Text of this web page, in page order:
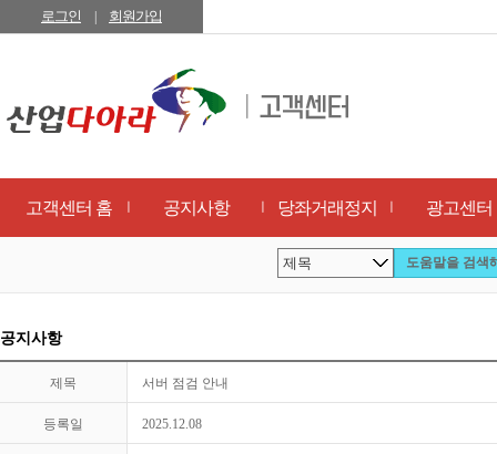
로그인 회원가입
고객센터 홈 공지사항 당좌거래정지 광고센터
공지사항
제목 서버 점검 안내
등록일 2025.12.08